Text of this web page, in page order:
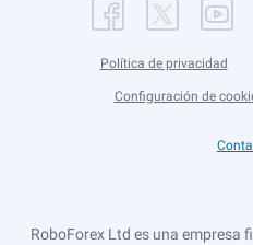
Política de privacidad
Configuración de
RoboForex Ltd es una empresa